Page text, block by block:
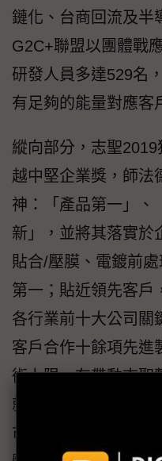
鏈化、台商回流及半
G2C+聯盟以團體戰
研發人員多達529名
有足夠的能量對應客
縱向部分，志聖
越中堅企業獎，師法
神：「產品第一」、
新」，並將其落實於
貼合/壓膜、電鍍前
第一；貼近領先客戶
各行業前十大公司關
客戶合作十餘項先進
術上限，在帶動志聖
就有60%來自設備改
市場需求提供高精度